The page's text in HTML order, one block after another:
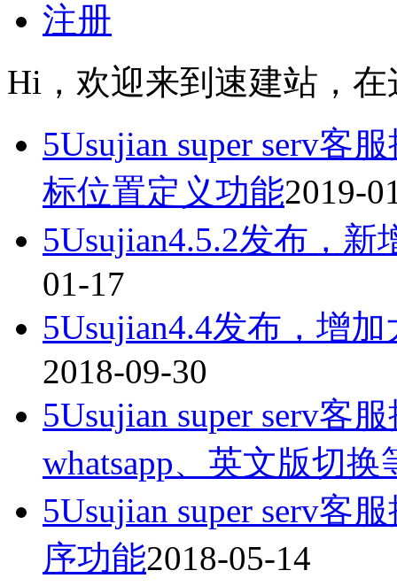
注册
Hi，欢迎来到速建站，
5Usujian super serv客
标位置定义功能2019-
5Usujian4.5.2发布，新
01-17
5Usujian4.4发布，增
2018-09-30
5Usujian super serv客
whatsapp、英文版切换
5Usujian super serv客
序功能2018-05-14